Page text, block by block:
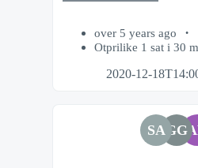
over 5 years ago
Otprilike 1 sat i 30
2020-12-
SA GG